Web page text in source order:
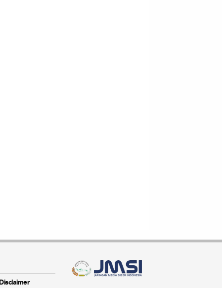
Disclaimer